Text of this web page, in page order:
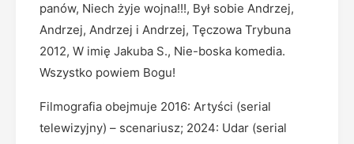
panów, Niech żyje wojna!!!, Był sobie Andrzej,
Andrzej, Andrzej i Andrzej, Tęczowa Trybuna
2012, W imię Jakuba S., Nie-boska komedia.
Wszystko powiem Bogu!
Filmografia obejmuje 2016: Artyści (serial
telewizyjny) – scenariusz; 2024: Udar (serial